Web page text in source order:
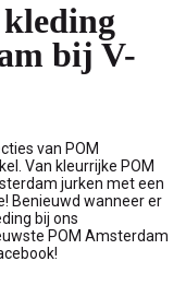
bij V-
van POM
Van kleurrijke POM
jurken met een
Benieuwd wanneer er
bij ons
POM Amsterdam